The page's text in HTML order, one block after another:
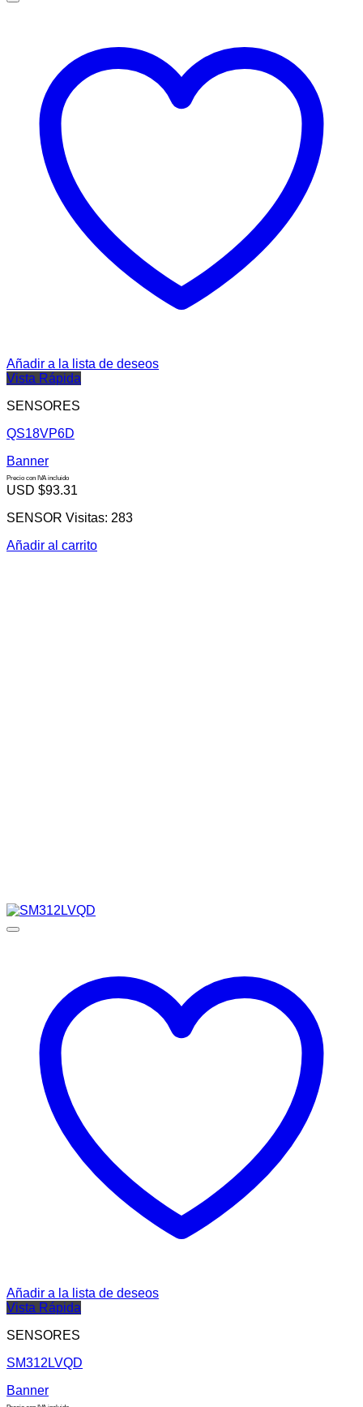
Añadir a la lista de deseos
Vista Rápida
SENSORES
QS18VP6D
Banner
Precio con IVA incluido
USD $93.31
SENSOR Visitas: 283
Añadir al carrito
Añadir a la lista de deseos
Vista Rápida
SENSORES
SM312LVQD
Banner